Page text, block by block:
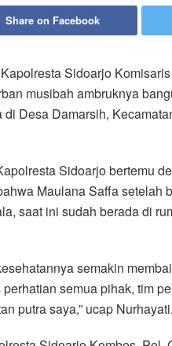
Share on Facebook
Sidoarjo
musibah ambruknya
Desa Damarsih,
Sidoarjo bertemu
Maulana Saffa setelah
saat ini sudah berada di
semakin
semua pihak, tim
putra saya,” ucap Nurhayati.